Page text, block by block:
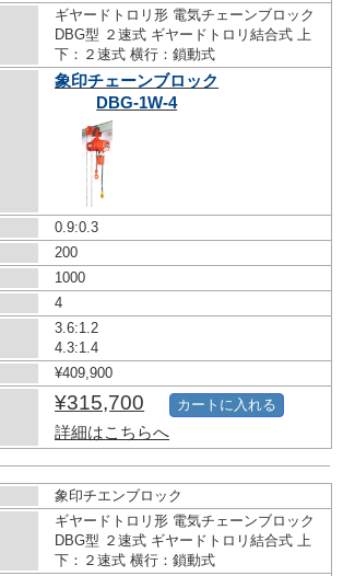
ギヤードトロリ形 電気チェーンブロック
DBG型 ２速式 ギヤードトロリ結合式 上
下：２速式 横行：鎖動式
象印チェーンブロック
DBG-1W-4
0.9:0.3
200
1000
4
3.6:1.2
4.3:1.4
¥409,900
¥315,700
詳細はこちらへ
カートに入れる
象印チエンブロック
ギヤードトロリ形 電気チェーンブロック
DBG型 ２速式 ギヤードトロリ結合式 上
下：２速式 横行：鎖動式